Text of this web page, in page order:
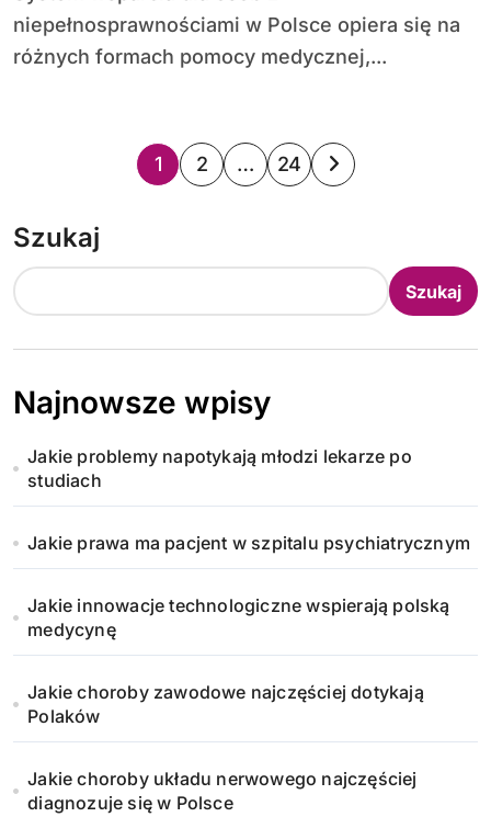
niepełnosprawnościami w Polsce opiera się na
różnych formach pomocy medycznej,...
S
n
i
o
a
n
i
e
w
p
1 2 … 24
Szukaj
Szukaj
Najnowsze wpisy
Jakie problemy napotykają młodzi lekarze po
studiach
Jakie prawa ma pacjent w szpitalu psychiatrycznym
Jakie innowacje technologiczne wspierają polską
medycynę
Jakie choroby zawodowe najczęściej dotykają
Polaków
Jakie choroby układu nerwowego najczęściej
diagnozuje się w Polsce